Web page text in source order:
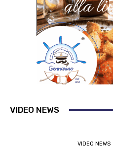
VIDEO NEWS
VIDEO NEWS